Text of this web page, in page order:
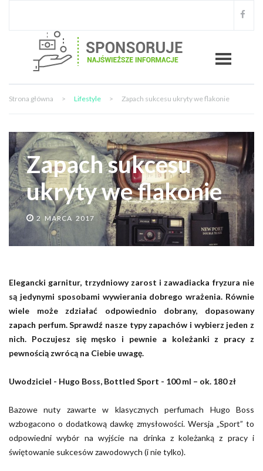
Strona główna > Lifestyle > Zapach sukcesu ukryty we flakonie
Zapach sukcesu
ukryty we flakonie
2 MARCA 2017
Elegancki garnitur, trzydniowy zarost i zawadiacka fryzura nie
są jedynymi sposobami wywierania dobrego wrażenia. Równie
wiele może zdziałać odpowiednio dobrany, dopasowany
zapach perfum. Sprawdź nasze typy zapachów i wybierz jeden z
nich. Poczujesz się męsko i pewnie a koleżanki z pracy z
pewnością zwrócą na Ciebie uwagę.
Uwodziciel - Hugo Boss, Bottled Sport - 100 ml – ok. 180 zł
Bazowe nuty zawarte w klasycznych perfumach Hugo Boss
wzbogacono o dodatkową dawkę zmysłowości. Wersja „Sport” to
odpowiedni wybór na wyjście na drinka z koleżanką z pracy i
świętowanie sukcesów zawodowych (i nie tylko).